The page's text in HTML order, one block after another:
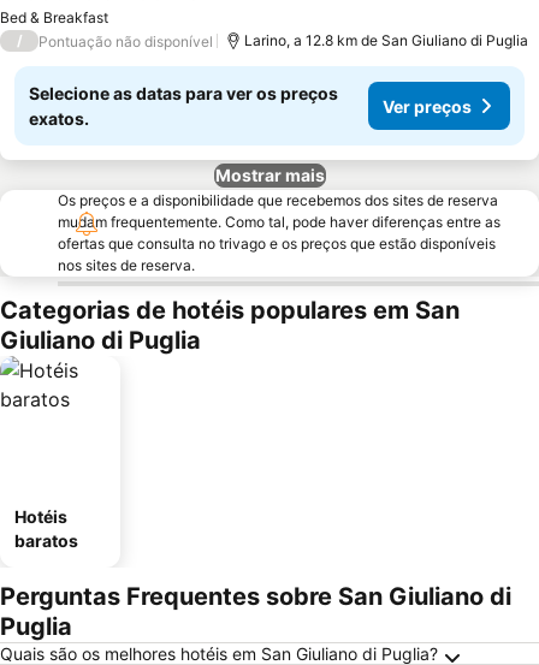
Bed & Breakfast
/ Pontuação não disponível Larino, a 12.8 km de San Giuliano di Puglia
Selecione as datas para ver os preços
exatos.
Ver preços
Mostrar mais
Os preços e a disponibilidade que recebemos dos sites de reserva
mudam frequentemente. Como tal, pode haver diferenças entre as
ofertas que consulta no trivago e os preços que estão disponíveis
nos sites de reserva.
Categorias de hotéis populares em San
Giuliano di Puglia
Hotéis
baratos
Perguntas Frequentes sobre San Giuliano di
Puglia
Quais são os melhores hotéis em San Giuliano di Puglia?